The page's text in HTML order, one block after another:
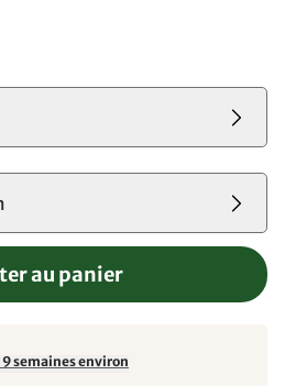
au panier
semaines environ